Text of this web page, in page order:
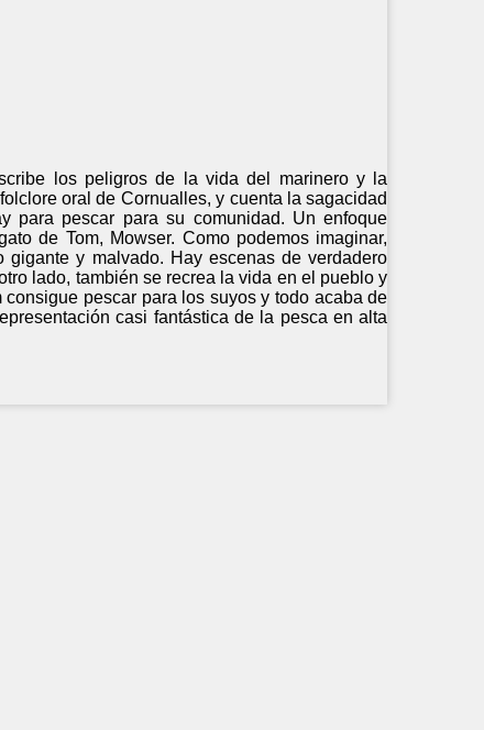
los peligros de la vida del marinero y la
oral de Cornualles, y cuenta la sagacidad
para pescar para su comunidad. Un enfoque
de Tom, Mowser. Como podemos imaginar,
y malvado. Hay escenas de verdadero
lado, también se recrea la vida en el pueblo y
pescar para los suyos y todo acaba de
casi fantástica de la pesca en alta